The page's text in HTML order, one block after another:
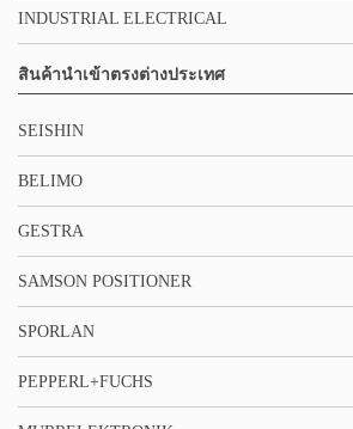
INDUSTRIAL ELECTRICAL
สินค้านำเข้าตรงต่างประเทศ
SEISHIN
BELIMO
GESTRA
SAMSON POSITIONER
SPORLAN
PEPPERL+FUCHS